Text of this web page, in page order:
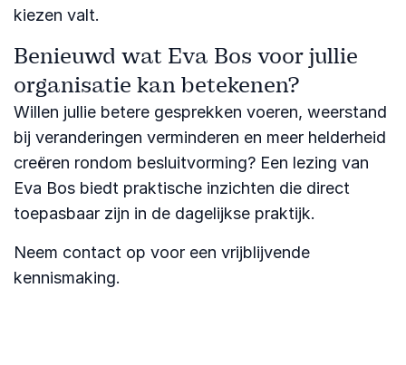
kiezen valt.
Benieuwd wat Eva Bos voor jullie
organisatie kan betekenen?
Willen jullie betere gesprekken voeren, weerstand
bij veranderingen verminderen en meer helderheid
creëren rondom besluitvorming? Een lezing van
Eva Bos biedt praktische inzichten die direct
toepasbaar zijn in de dagelijkse praktijk.
Neem contact op voor een vrijblijvende
kennismaking.